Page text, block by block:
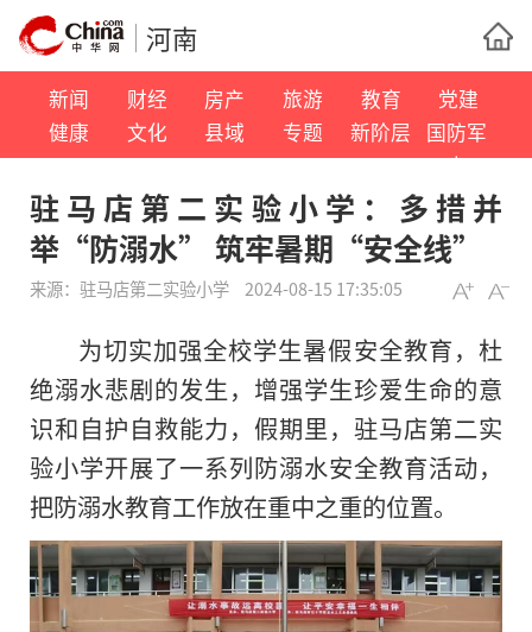
河南
新闻 财经 房产 旅游 教育
党建
健康
文化 县域 专题 新阶层
国防军
事
驻马店第二实验小学：多措并
举“防溺水” 筑牢暑期“安全线”
来源： 驻马店第二实验小学 2024-08-15 17:35:05
为切实加强全校学生暑假安全教育，杜
绝溺水悲剧的发生，增强学生珍爱生命的意
识和自护自救能力，假期里，驻马店第二实
验小学开展了一系列防溺水安全教育活动，
把防溺水教育工作放在重中之重的位置。